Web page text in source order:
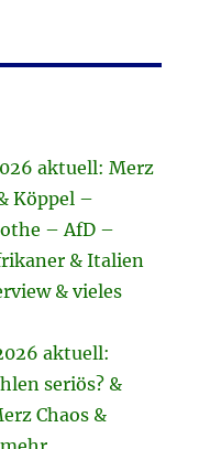
aktuell: Merz
Köppel –
– AfD –
& Italien
& vieles
aktuell:
seriös? &
Chaos &